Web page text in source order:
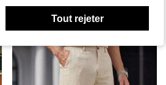
Tout rejeter